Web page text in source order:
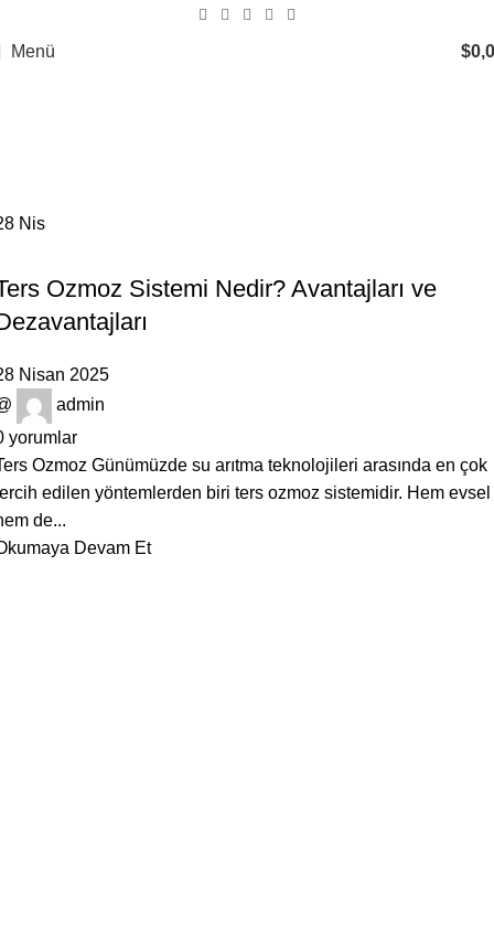
Menü $
Nis
Ozmoz Sistemi Nedir? Avantajları ve
Nisan 2025
admin
yorumlar
Ozmoz Günümüzde su arıtma teknolojileri arasında en çok
edilen yöntemlerden biri ters ozmoz sistemidir. Hem evsel
de...
Devam Et